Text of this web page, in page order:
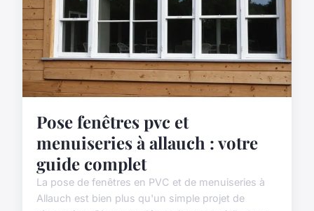
Pose fenêtres pvc et
menuiseries à allauch : votre
guide complet
La pose de fenêtres en PVC et de menuiseries à
Allauch est bien plus qu'un simple projet de